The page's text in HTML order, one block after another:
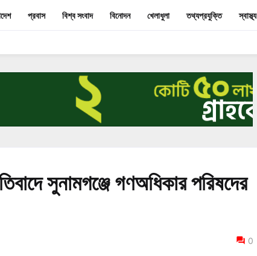
প্রবাস বিশ্ব সংবাদ বিনোদন খেলাধুলা তথ্যপ্রযুক্তি স্বাস্থ্য
সুনামগঞ্জে গণঅধিকার পরিষদের
0